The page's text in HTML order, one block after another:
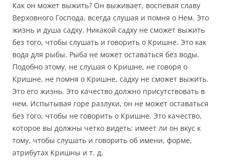
Как он может выжить? Он выживает, воспевая славу
Верховного Господа, всегда слушая и помня о Нем. Это
жизнь и душа садху. Никакой садху не сможет выжить
без того, чтобы слушать и говорить о Кришне. Это как
вода для рыбы. Рыба не может оставаться без воды.
Подобно этому, не слушая о Кришне, не говоря о
Кришне, не помня о Кришне, садху не сможет выжить.
Это его жизнь. Это качество должно присутствовать в
нем. Испытывая горе разлуки, он не может оставаться
без того, чтобы не говорить о Кришне. Это качество,
которое вы должны четко видеть: имеет ли он вкус к
тому, чтобы слушать и говорить об имени, форме,
атрибутах Кришны и т. д.